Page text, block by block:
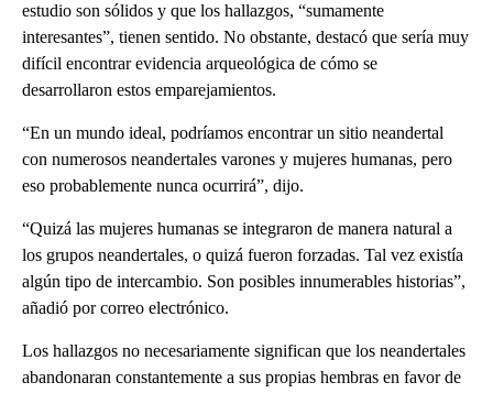
estudio son sólidos y que los hallazgos, “sumamente
interesantes”, tienen sentido. No obstante, destacó que sería muy
difícil encontrar evidencia arqueológica de cómo se
desarrollaron estos emparejamientos.
“En un mundo ideal, podríamos encontrar un sitio neandertal
con numerosos neandertales varones y mujeres humanas, pero
eso probablemente nunca ocurrirá”, dijo.
“Quizá las mujeres humanas se integraron de manera natural a
los grupos neandertales, o quizá fueron forzadas. Tal vez existía
algún tipo de intercambio. Son posibles innumerables historias”,
añadió por correo electrónico.
Los hallazgos no necesariamente significan que los neandertales
abandonaran constantemente a sus propias hembras en favor de